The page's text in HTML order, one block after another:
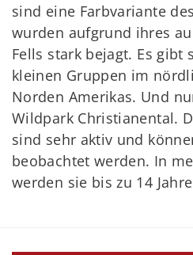
sind eine Farbvariante
wurden aufgrund ihres
Fells stark bejagt. Es gibt
kleinen Gruppen im
Norden Amerikas. Und
Wildpark Christianental.
sind sehr aktiv und
beobachtet werden. In
werden sie bis zu 14